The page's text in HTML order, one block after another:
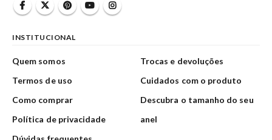
INSTITUCIONAL
Quem somos
Termos de uso
Como comprar
Política de privacidade
Trocas e devoluções
Cuidados com o produto
Descubra o tamanho do seu
anel